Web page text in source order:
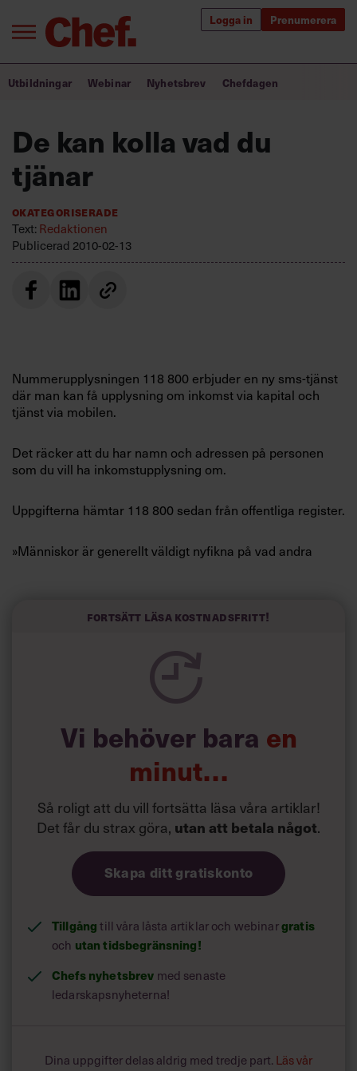
Logga in Prenumerera
Annonsera
Villkor och policy för
personuppgiftsbehandling
efter:
Bra ledare förändrar världen
Utbildning för ledare
Chefakademin+
Populära utbildningar
Utbildningar Webinar Nyhetsbrev Chefdagen
De kan kolla vad du
tjänar
Okategoriserade
Text: Redaktionen
Publicerad 2010-02-13
Nummerupplysningen 118 800 erbjuder en ny sms-tjänst
där man kan få upplysning om inkomst via kapital och
tjänst via mobilen.
Det räcker att du har namn och adressen på personen
som du vill ha inkomstupplysning om.
Uppgifterna hämtar 118 800 sedan från offentliga register.
»Människor är generellt väldigt nyfikna på vad andra
Samtidigt som 118 800 går ut med sin nya tjänst aviserar
integritetsskyddet för den som får sina uppgifter
utlämnade. Exempelvis ska den som efterfrågar
inkomstuppgifter ha ett legitimt skäl till dem, står det i ett
pressmeddelande från Justitiedepartementet.
Fortsätt läsa kostnadsfritt!
Vi behöver bara en
minut…
Så roligt att du vill fortsätta läsa våra artiklar!
Det får du strax göra, utan att betala något.
Skapa ditt gratiskonto
Tillgång till våra låsta artiklar och webinargratis
och utan tidsbegränsning!
Chefs nyhetsbrev med senaste
ledarskapsnyheterna!
Dina uppgifter delas aldrig med tredje part. Läs vår